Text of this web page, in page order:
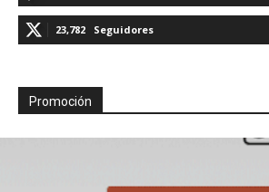
23,782 Seguidores
Promoción